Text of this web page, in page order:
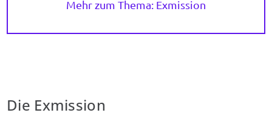
Mehr zum Thema: Exmission
Die Exmission